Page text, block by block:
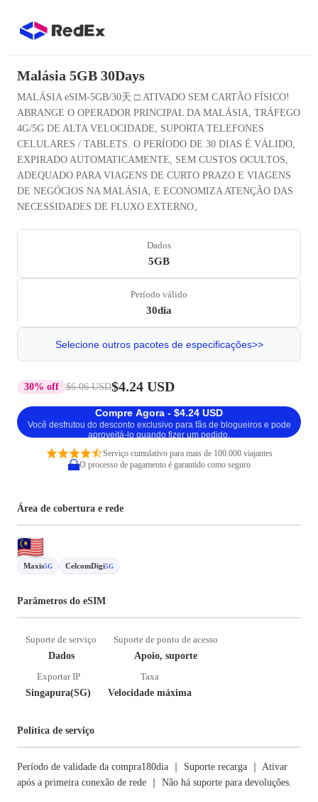
Malásia 5GB 30Days
MALÁSIA eSIM-5GB/30天 □ ATIVADO SEM CARTÃO FÍSICO!
ABRANGE O OPERADOR PRINCIPAL DA MALÁSIA, TRÁFEGO
4G/5G DE ALTA VELOCIDADE, SUPORTA TELEFONES
CELULARES / TABLETS. O PERÍODO DE 30 DIAS É VÁLIDO,
EXPIRADO AUTOMATICAMENTE, SEM CUSTOS OCULTOS,
ADEQUADO PARA VIAGENS DE CURTO PRAZO E VIAGENS
DE NEGÓCIOS NA MALÁSIA, E ECONOMIZA ATENÇÃO DAS
NECESSIDADES DE FLUXO EXTERNO。
Dados
5GB
Período válido
30dia
Selecione outros pacotes de especificações>>
30% off $6.06 USD$4.24 USD
Compre Agora - $4.24 USD
Você desfrutou do desconto exclusivo para fãs de blogueiros e pode
aproveitá-lo quando fizer um pedido.
Serviço cumulativo para mais de 100.000 viajantes
O processo de pagamento é garantido como seguro
Área de cobertura e rede
Maxis5G CelcomDigi5G
Parâmetros do eSIM
Suporte de serviço
Dados
Suporte de ponto de acesso
Apoio, suporte
Exportar IP
Singapura(SG)
Taxa
Velocidade máxima
Política de serviço
Período de validade da compra180dia ｜ Suporte recarga ｜ Ativar
após a primeira conexão de rede ｜ Não há suporte para devoluções.